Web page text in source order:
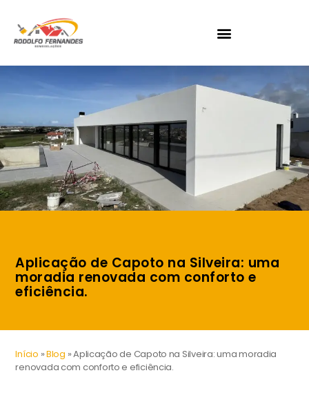
Aplicação de Capoto na Silveira: uma
moradia renovada com conforto e
eficiência.
Início »Blog »Aplicação de Capoto na Silveira: uma moradia
renovada com conforto e eficiência.